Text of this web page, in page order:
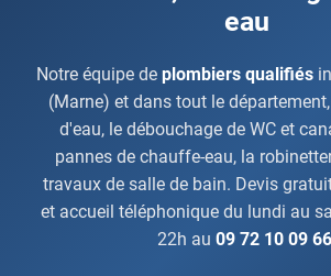
eau
Notre équipe de plombiers qualifiés
(Marne) et dans tout le
d'eau, le débouchage de WC et
pannes de chauffe-eau, la
travaux de salle de bain. Devis
et accueil téléphonique du lundi au
22h au 09 72 10 09 66